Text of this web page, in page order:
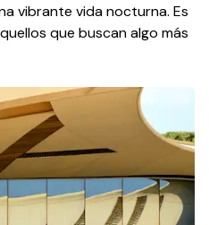
vibrante vida nocturna. Es
que buscan algo más